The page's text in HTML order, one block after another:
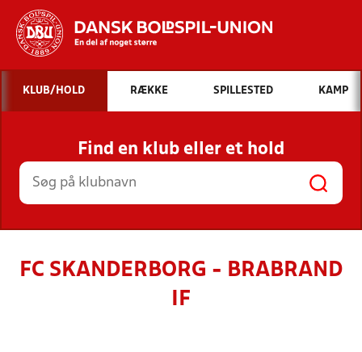
Hvad vil du søge efter?
INDHOLD OG NYHEDER
STILLINGER, RESULTATER, KLUBBER OG
HOLD
KLUB/HOLD RÆKKE SPILLESTED KAMP
Find en klub eller et hold
FC SKANDERBORG - BRABRAND
IF